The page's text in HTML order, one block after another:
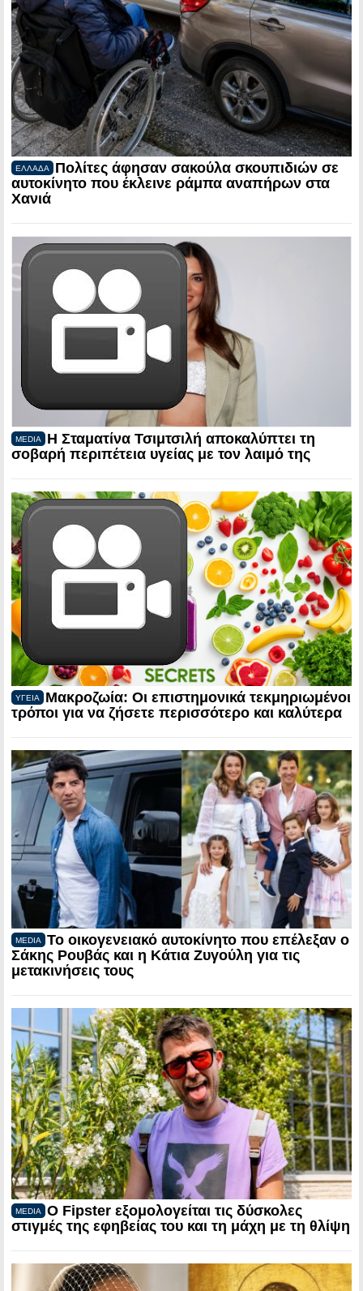
ΕΛΛΑΔΑ
Πολίτες άφησαν σακούλα σκουπιδιών σε
αυτοκίνητο που έκλεινε ράμπα αναπήρων στα
Χανιά
MEDIA
Η Σταματίνα Τσιμτσιλή αποκαλύπτει τη
σοβαρή περιπέτεια υγείας με τον λαιμό της
ΥΓΕΙΑ
Μακροζωία: Οι επιστημονικά τεκμηριωμένοι
τρόποι για να ζήσετε περισσότερο και καλύτερα
MEDIA
Το οικογενειακό αυτοκίνητο που επέλεξαν ο
Σάκης Ρουβάς και η Κάτια Ζυγούλη για τις
μετακινήσεις τους
MEDIA
Ο Fipster εξομολογείται τις δύσκολες
στιγμές της εφηβείας του και τη μάχη με τη θλίψη